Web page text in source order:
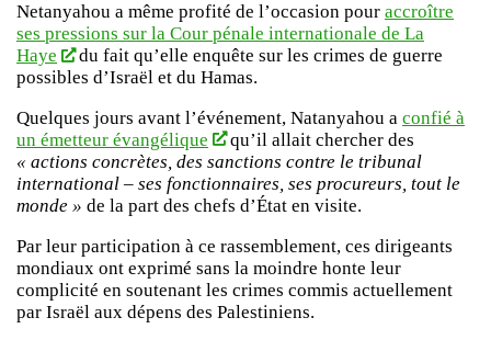
Netanyahou a même profité de l’occasion pour accroître
ses pressions sur la Cour pénale internationale de La
Haye
du fait qu’elle enquête sur les crimes de guerre
possibles d’Israël et du Hamas.
Quelques jours avant l’événement, Natanyahou a confié à
un émetteur évangélique
qu’il allait chercher des
« actions concrètes, des sanctions contre le tribunal
international – ses fonctionnaires, ses procureurs, tout le
monde » de la part des chefs d’État en visite.
Par leur participation à ce rassemblement, ces dirigeants
mondiaux ont exprimé sans la moindre honte leur
complicité en soutenant les crimes commis actuellement
par Israël aux dépens des Palestiniens.